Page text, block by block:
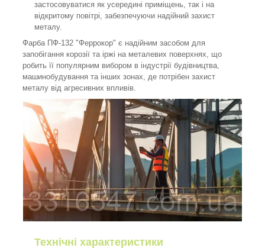
застосовуватися як усередині приміщень, так і на
відкритому повітрі, забезпечуючи надійний захист
металу.
Фарба ПФ-132 "Феррокор" є надійним засобом для
запобігання корозії та іржі на металевих поверхнях, що
робить її популярним вибором в індустрії будівництва,
машинобудування та інших зонах, де потрібен захист
металу від агресивних впливів.
Технічні характеристики